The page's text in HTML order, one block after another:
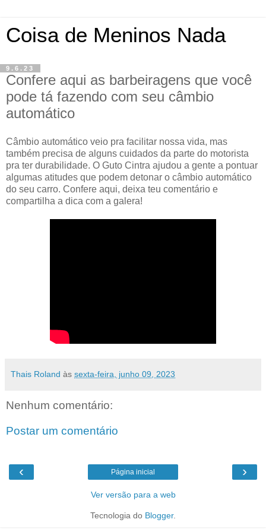
Coisa de Meninos Nada
9.6.23
Confere aqui as barbeiragens que você
pode tá fazendo com seu câmbio
automático
Câmbio automático veio pra facilitar nossa vida, mas
também precisa de alguns cuidados da parte do motorista
pra ter durabilidade. O Guto Cintra ajudou a gente a pontuar
algumas atitudes que podem detonar o câmbio automático
do seu carro. Confere aqui, deixa teu comentário e
compartilha a dica com a galera!
Thais Roland às sexta-feira, junho 09, 2023
Nenhum comentário:
Postar um comentário
‹ ›
Página inicial
Ver versão para a web
Tecnologia do Blogger.